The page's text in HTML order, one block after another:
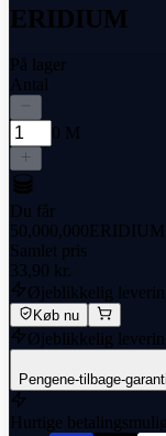
ERIDIUM
På lager
Antal
0 M
Du får
50,000,000ERIDIUM
Samlet pris
33,90 kr.
Øjeblikkelig
Køb nu
Øjeblikkelig
Pengene-tilbage-garanti
Hurtige